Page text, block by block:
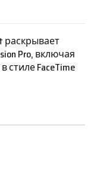
раскрывает
Pro, включая
стиле FaceTime